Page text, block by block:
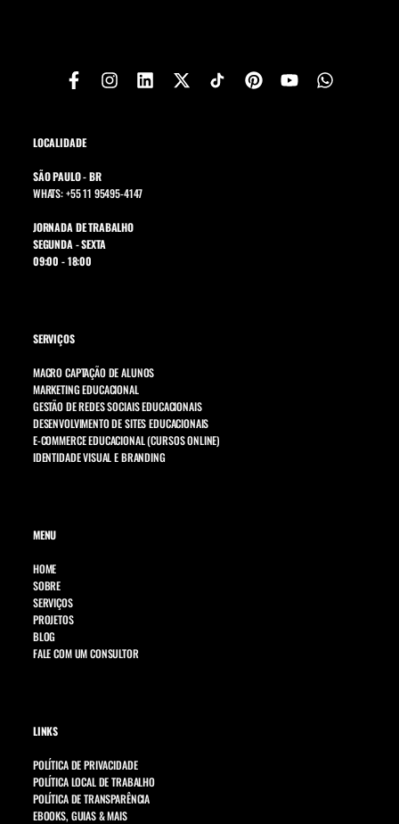
LOCALIDADE
SÃO PAULO - BR
WHATS: +55 11 95495-4147
JORNADA DE TRABALHO
SEGUNDA - SEXTA
09:00 - 18:00
SERVIÇOS
MACRO CAPTAÇÃO DE ALUNOS
MARKETING EDUCACIONAL
GESTÃO DE REDES SOCIAIS EDUCACIONAIS
DESENVOLVIMENTO DE SITES EDUCACIONAIS
E-COMMERCE EDUCACIONAL (CURSOS ONLINE)
IDENTIDADE VISUAL E BRANDING
MENU
HOME
SOBRE
SERVIÇOS
PROJETOS
BLOG
FALE COM UM CONSULTOR
LINKS
POLÍTICA DE PRIVACIDADE
POLÍTICA LOCAL DE TRABALHO
POLÍTICA DE TRANSPARÊNCIA
EBOOKS, GUIAS & MAIS